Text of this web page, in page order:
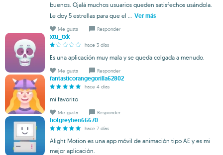
buenos. Ojalá muchos usuarios queden satisfechos usándola.
Le doy 5 estrellas para que el ...
Ver más
Me gusta Responder
xtu_txk
hace 3 días
Es una aplicación muy mala y se queda colgada a menudo.
Me gusta Responder
fantasticorangegorilla62802
hace 4 días
mi favorito
Me gusta Responder
hotgreyhen66670
hace 7 días
Alight Motion es una app móvil de animación tipo AE y es mi
mejor aplicación.